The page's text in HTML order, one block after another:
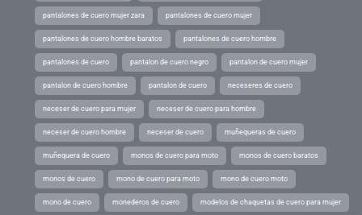
pantalones de cuero mujer zara pantalones de cuero mujer
pantalones de cuero hombre baratos pantalones de cuero hombre
pantalones de cuero pantalon de cuero negro pantalon de cuero mujer
pantalon de cuero hombre pantalon de cuero neceseres de cuero
neceser de cuero para mujer neceser de cuero para hombre
neceser de cuero hombre neceser de cuero muñequeras de cuero
muñequera de cuero monos de cuero para moto monos de cuero baratos
monos de cuero mono de cuero para moto mono de cuero moto
mono de cuero monederos de cuero modelos de chaquetas de cuero para mujer